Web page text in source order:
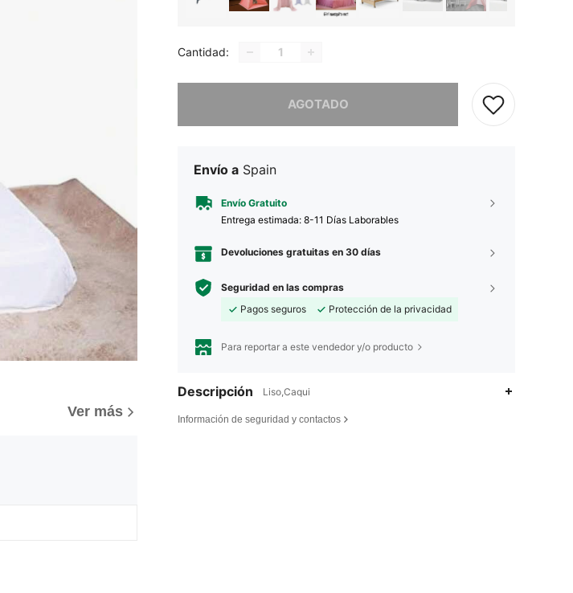
Ver más
Cantidad:
AGOTADO
Lo sentimos, este producto está agotado.
Envío a Spain
Envío Gratuito
Entrega estimada: 8-11 Días Laborables
Devoluciones gratuitas en 30 días
Seguridad en las compras
Pagos seguros
Protección de la privacidad
Para reportar a este vendedor y/o producto
Descripción Liso,Caqui
Información de seguridad y contactos